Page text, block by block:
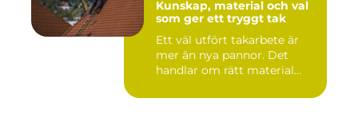
Kunskap, material och val
som ger ett tryggt tak
Ett väl utfört takarbete är
mer än nya pannor. Det
handlar om rätt material...